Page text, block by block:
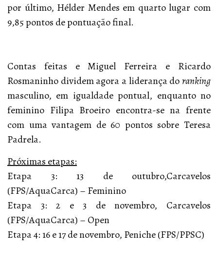
por último, Hélder Mendes em quarto lugar com
9,85 pontos de pontuação final.
Contas feitas e Miguel Ferreira e Ricardo
Rosmaninho dividem agora a liderança doranking
masculino, em igualdade pontual, enquanto no
feminino Filipa Broeiro encontra-se na frente
com uma vantagem de 60 pontos sobre Teresa
Padrela.
Próximas etapas:
Etapa 3: 13 de outubro,Carcavelos
(FPS/AquaCarca) – Feminino
Etapa 3: 2 e 3 de novembro, Carcavelos
(FPS/AquaCarca) – Open
Etapa 4: 16 e 17 de novembro, Peniche (FPS/PPSC)